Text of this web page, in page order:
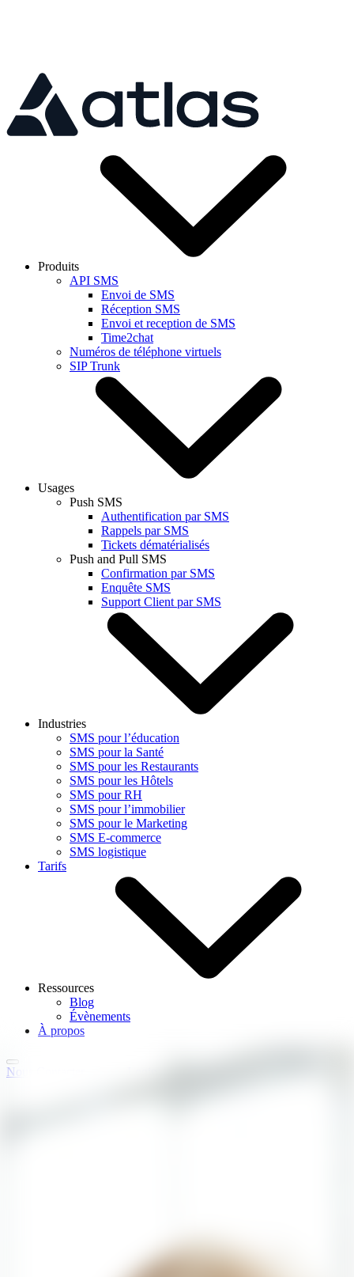
Produits
API SMS
Envoi de SMS
Réception SMS
Envoi et reception de SMS
Time2chat
Numéros de téléphone virtuels
SIP Trunk
Usages
Push SMS
Authentification par SMS
Rappels par SMS
Tickets dématérialisés
Push and Pull SMS
Confirmation par SMS
Enquête SMS
Support Client par SMS
Industries
SMS pour l’éducation
SMS pour la Santé
SMS pour les Restaurants
SMS pour les Hôtels
SMS pour RH
SMS pour l’immobilier
SMS pour le Marketing
SMS E-commerce
SMS logistique
Tarifs
Ressources
Blog
Évènements
À propos
Nous Contacter